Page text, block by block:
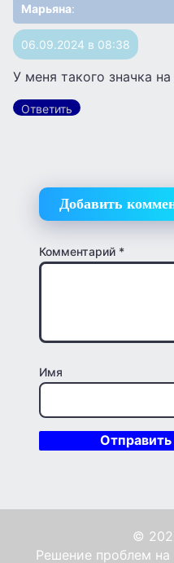
Марьяна:
06.09.2024 в 08:38
У меня такого значка
Ответить
Добавить
Комментарий *
Имя
©
Решение проблем